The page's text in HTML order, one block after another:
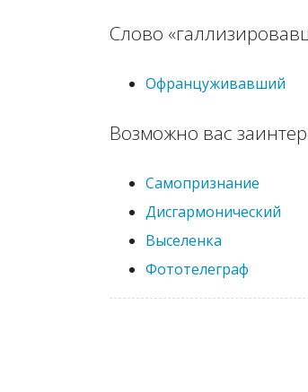
Слово
Офранцуживавший
Возможно вас
Самопризнание
Дисгармонический
Выселенка
Фототелеграф